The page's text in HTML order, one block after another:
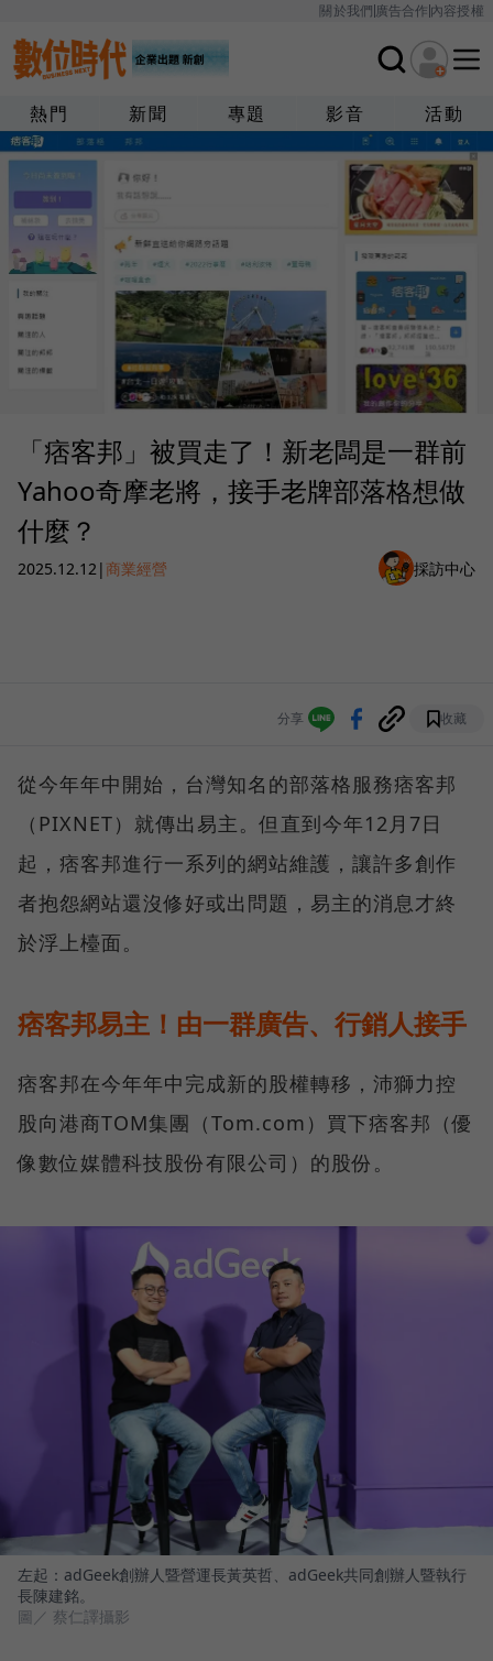
關於我們廣告合作內容授權
熱門 新聞 專題 影音 活動
「痞客邦」被買走了！新老闆是一群前
Yahoo奇摩老將，接手老牌部落格想做
什麼？
2025.12.12|商業經營 採訪中心
分享 收藏
從今年年中開始，台灣知名的部落格服務痞客邦
（PIXNET）就傳出易主。但直到今年12月7日
起，痞客邦進行一系列的網站維護，讓許多創作
者抱怨網站還沒修好或出問題，易主的消息才終
於浮上檯面。
痞客邦易主！由一群廣告、行銷人接手
痞客邦在今年年中完成新的股權轉移，沛獅力控
股向港商TOM集團（Tom.com）買下痞客邦（優
像數位媒體科技股份有限公司）的股份。
左起：adGeek創辦人暨營運長黃英哲、adGeek共同創辦人暨執行
長陳建銘。
圖／ 蔡仁譯攝影